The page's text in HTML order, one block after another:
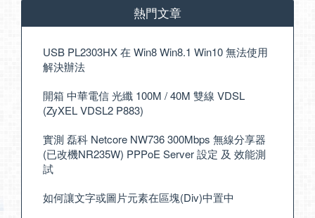
熱門文章
USB PL2303HX 在 Win8 Win8.1 Win10 無法使用
解決辦法
開箱 中華電信 光纖 100M / 40M 雙線 VDSL
(ZyXEL VDSL2 P883)
實測 磊科 Netcore NW736 300Mbps 無線分享器
(已改機NR235W) PPPoE Server 設定 及 效能測
試
如何讓文字或圖片元素在區塊(Div)中置中